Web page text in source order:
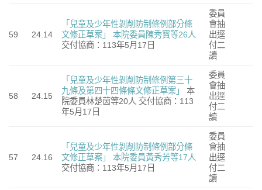
59 24.14
「兒童及少年性剝削防制條例部分條
文修正草案」
本院委員陳秀寳等26人
交付協商：113年5月17日
委員
會抽
出逕
付二
讀
58 24.15
「兒童及少年性剝削防制條例第三十
九條及第四十四條條文修正草案」
本
院委員林楚茵等20人 交付協商：113
年5月17日
委員
會抽
出逕
付二
讀
57 24.16
「兒童及少年性剝削防制條例部分條
文修正草案」
本院委員黃秀芳等17人
交付協商：113年5月17日
委員
會抽
出逕
付二
讀